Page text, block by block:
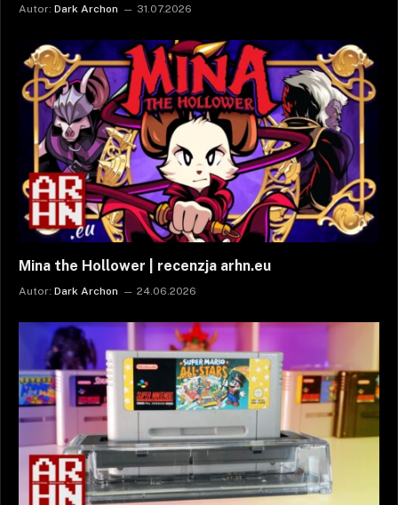
Autor: Dark Archon 31.07.2026
Mina the Hollower | recenzja arhn.eu
Autor: Dark Archon 24.06.2026